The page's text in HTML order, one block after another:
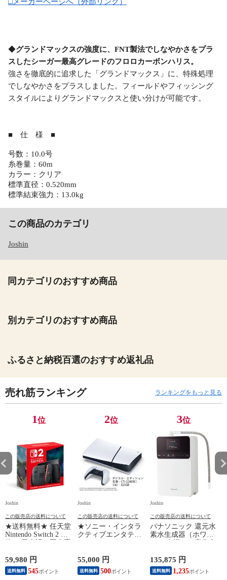
◆グランドマックスの強度に、FNT製法でしなやかさをプラ
スしたシーガー最高グレードのフロロカーボンハリス。
強さを徹底的に追求した「グランドマックス」に、特殊処理
でしなやかさをプラスしました。フィールドやフィッシング
スタイルによりグランドマックスと使い分けが可能です。
■ 仕 様 ■
号数：10.0号
糸巻量：60m
カラー：クリア
標準直径：0.520mm
標準結束強力：13.0kg
この商品のカテゴリ
Joshin
同カテゴリのおすすめ商品
別カテゴリのおすすめ商品
ふるさと納税百選のおすすめ返礼品
売れ筋ランキング ランキングをもっと見る
1位
Joshin
この販売店の送料について
★送料無料★ 任天堂
Nintendo Switch 2 本
KB6CA NSW2ホンタ
イ 【返品種別B】
59,980 円
送料無料 545
2位
Joshin
この販売店の送料について
★ソニー・インタラ
クティブエンタテイ
ション 日本語専用
Console Language:
Japanese only（CFI-
55,000 円
送料無料 500
3位
Joshin
この販売店の送料について
パナソニック 還元水
素水生成器（ホワイ
対応 Panasonic TK-
HS71-W 【返品種別
A】
135,875 円
送料無料 1,235